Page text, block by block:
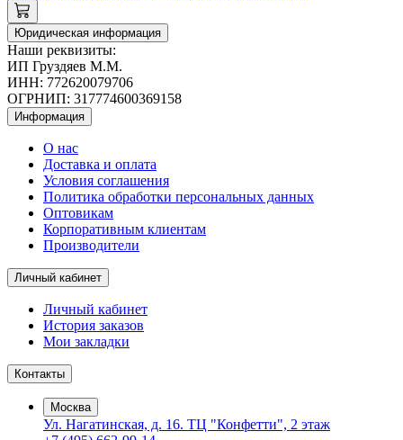
Юридическая информация
Наши реквизиты:
ИП Груздяев М.М.
ИНН: 772620079706
ОГРНИП: 317774600369158
Информация
О нас
Доставка и оплата
Условия соглашения
Политика обработки персональных данных
Оптовикам
Корпоративным клиентам
Производители
Личный кабинет
Личный кабинет
История заказов
Мои закладки
Контакты
Москва
Ул. Нагатинская, д. 16. ТЦ "Конфетти", 2 этаж